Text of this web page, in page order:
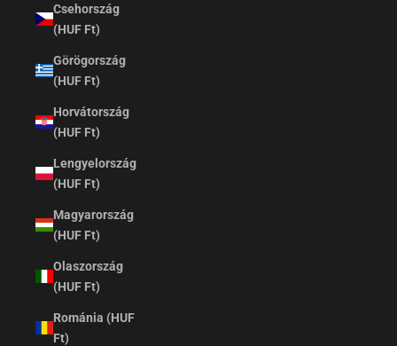
Csehország
(HUF Ft)
Görögország
(HUF Ft)
Horvátország
(HUF Ft)
Lengyelország
(HUF Ft)
Magyarország
(HUF Ft)
Olaszország
(HUF Ft)
Románia (HUF
Ft)